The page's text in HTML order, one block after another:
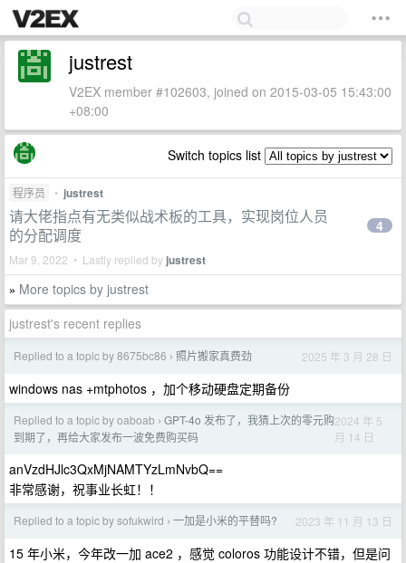
justrest
V2EX member #102603, joined on 2015-03-05 15:43:00
+08:00
Switch topics list
程序员 • justrest
请大佬指点有无类似战术板的工具，实现岗位人员
的分配调度
Mar 9, 2022 • Lastly replied by justrest
4
» More topics by justrest
justrest's recent replies
Replied to a topic by 8675bc86 › 照片搬家真费劲 2025 年 3 月 28 日
windows nas +mtphotos ，加个移动硬盘定期备份
Replied to a topic by oaboab › GPT-4o 发布了，我猜上次的零元购
到期了，再给大家发布一波免费购买码
2024 年 5
月 14 日
anVzdHJlc3QxMjNAMTYzLmNvbQ==
非常感谢，祝事业长虹！！
Replied to a topic by sofukwird › 一加是小米的平替吗? 2023 年 11 月 13 日
15 年小米，今年改一加 ace2 ，感觉 coloros 功能设计不错，但是问